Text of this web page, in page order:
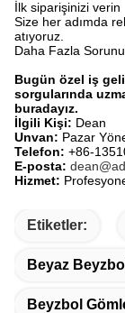
İlk siparişinizi verin
Size her adımda
atıyoruz.
Daha Fazla
Bugün özel iş
sorgularında
buradayız.
İlgili Kişi: ​ Dean
Unvan:
Pazar
Telefon: +86-
E-posta:
Hizmet:
Etiketler:
Beyaz
Beyzbol